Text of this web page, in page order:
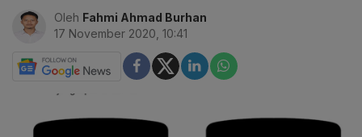
Oleh Fahmi Ahmad Burhan
17 November 2020, 10:41